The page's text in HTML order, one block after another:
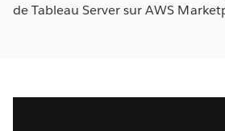
de Tableau Server sur AWS